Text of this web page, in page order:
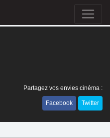
Partagez vos envies cinéma :
Facebook Twitter